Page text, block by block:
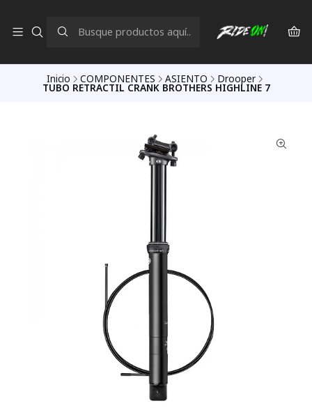
Inicio COMPONENTES ASIENTO Drooper
TUBO RETRACTIL CRANK BROTHERS HIGHLINE 7